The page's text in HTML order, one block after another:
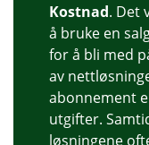
Kostnad. Det
å bruke en
for å bli med
av
abonnement
utgifter.
løsningene